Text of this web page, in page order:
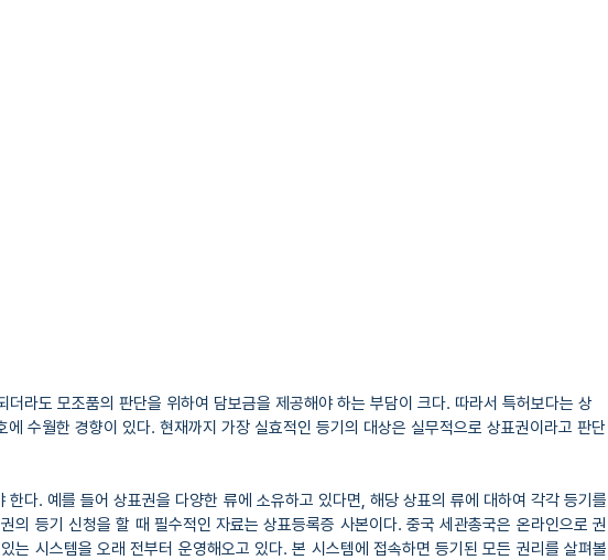
더라도 모조품의 판단을 위하여 담보금을 제공해야 하는 부담이 크다. 따라서 특허보다는 상
수월한 경향이 있다. 현재까지 가장 실효적인 등기의 대상은 실무적으로 상표권이라고 판단
한다. 예를 들어 상표권을 다양한 류에 소유하고 있다면, 해당 상표의 류에 대하여 각각 등기를
의 등기 신청을 할 때 필수적인 자료는 상표등록증 사본이다. 중국 세관총국은 온라인으로 권
는 시스템을 오래 전부터 운영해오고 있다. 본 시스템에 접속하면 등기된 모든 권리를 살펴볼